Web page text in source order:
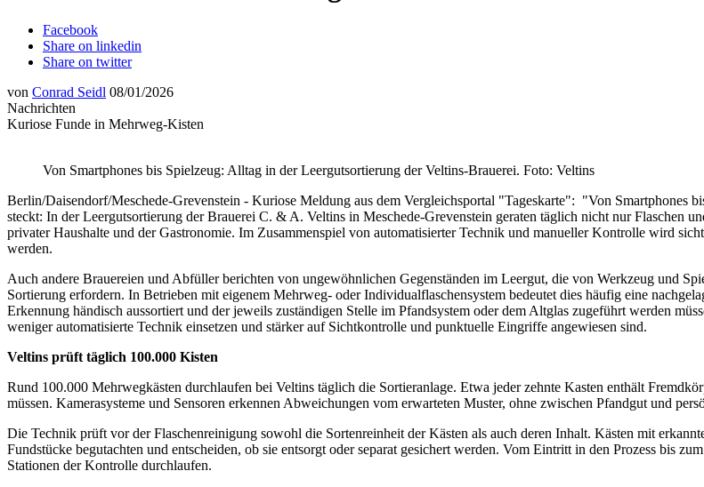
Facebook
Share on linkedin
Share on twitter
von Conrad Seidl 08/01/2026
Nachrichten
Kuriose Funde in Mehrweg-Kisten
Von Smartphones bis Spielzeug: Alltag in der Leergutsortierung der Veltins-Brauerei. Foto: Veltins
Berlin/Daisendorf/Meschede-Grevenstein - Kuriose Meldung aus dem Vergleichsportal "Tageskarte": "Von Smartphones
steckt: In der Leergutsortierung der Brauerei C. & A. Veltins in Meschede-Grevenstein geraten täglich nicht nur Flaschen
privater Haushalte und der Gastronomie. Im Zusammenspiel von automatisierter Technik und manueller Kontrolle wird
werden.
Auch andere Brauereien und Abfüller berichten von ungewöhnlichen Gegenständen im Leergut, die von Werkzeug und
Sortierung erfordern. In Betrieben mit eigenem Mehrweg- oder Individualflaschensystem bedeutet dies häufig eine
Erkennung händisch aussortiert und der jeweils zuständigen Stelle im Pfandsystem oder dem Altglas zugeführt werden
weniger automatisierte Technik einsetzen und stärker auf Sichtkontrolle und punktuelle Eingriffe angewiesen sind.​
Veltins prüft täglich 100.000 Kisten
Rund 100.000 Mehrwegkästen durchlaufen bei Veltins täglich die Sortieranlage. Etwa jeder zehnte Kasten enthält
müssen. Kamerasysteme und Sensoren erkennen Abweichungen vom erwarteten Muster, ohne zwischen Pfandgut und
Die Technik prüft vor der Flaschenreinigung sowohl die Sortenreinheit der Kästen als auch deren Inhalt. Kästen mit
Fundstücke begutachten und entscheiden, ob sie entsorgt oder separat gesichert werden. Vom Eintritt in den Prozess bis
Stationen der Kontrolle durchlaufen.